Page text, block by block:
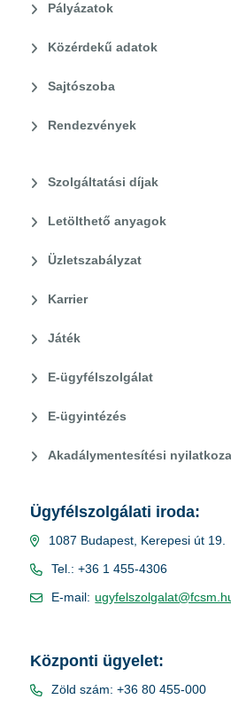
Pályázatok
Közérdekű adatok
Sajtószoba
Rendezvények
Szolgáltatási díjak
Letölthető anyagok
Üzletszabályzat
Karrier
Játék
E-ügyfélszolgálat
E-ügyintézés
Akadálymentesítési
Ügyfélszolgálati iroda:
1087 Budapest, Kerepesi út 19.
Tel.: +36 1 455-4306
E-mail:
Központi ügyelet:
Zöld szám: +36 80 455-000